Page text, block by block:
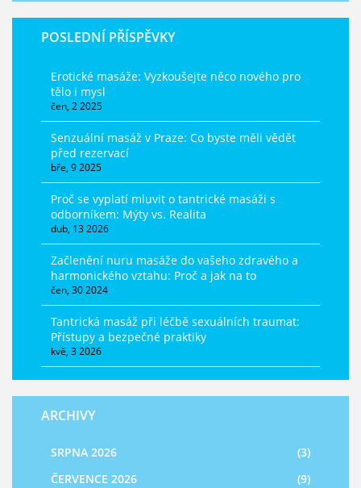
POSLEDNÍ PŘÍSPĚVKY
Erotické masáže: Vyzkoušejte něco nového pro
tělo i mysl
čen, 2 2025
Senzuální masáž v Praze: Co byste měli vědět
před rezervací
bře, 9 2025
Proč se vyplatí mluvit o tantrické masáži s
odborníkem: Mýty vs. Realita
dub, 13 2026
Začlenění nuru masáže do vašeho zdravého a
harmonického vztahu: Proč a jak na to
čen, 30 2024
Tantrická masáž při léčbě sexuálních traumat:
Přístupy a bezpečné praktiky
kvě, 3 2026
ARCHIVY
SRPNA 2026
(3)
ČERVENCE 2026
(9)